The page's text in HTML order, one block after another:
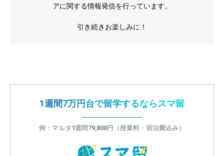
アに関する情報発信を行っています。
引き続きお楽しみに！
1週間7万円台で留学するならスマ留
例：マルタ1週間79,800円（授業料・宿泊費込み）